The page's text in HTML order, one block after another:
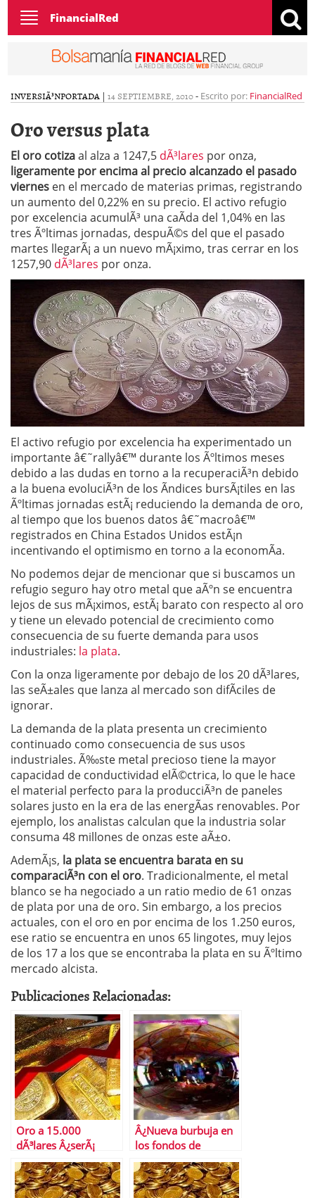
Toggle
navigation
FinancialRed
INVERSIÃ³NPORTADA | 14 SEPTIEMBRE, 2010- Escrito por: FinancialRed
Oro versus plata
El oro cotizaal alza a 1247,5 dÃ³lares por onza,
ligeramente por encima al precio alcanzado el pasado
viernes en el mercado de materias primas, registrando
un aumento del 0,22% en su precio. El activo refugio
por excelencia acumulÃ³ una caÃ­da del 1,04% en las
tres Ãºltimas jornadas, despuÃ©s del que el pasado
martes llegarÃ¡ a un nuevo mÃ¡ximo, tras cerrar en los
1257,90 dÃ³lares por onza.
El activo refugio por excelencia ha experimentado un
importante â€˜rallyâ€™ durante los Ãºltimos meses
debido a las dudas en torno a la recuperaciÃ³n debido
a la buena evoluciÃ³n de los Ã­ndices bursÃ¡tiles en las
Ãºltimas jornadas estÃ¡ reduciendo la demanda de oro,
al tiempo que los buenos datos â€˜macroâ€™
registrados en China Estados Unidos estÃ¡n
incentivando el optimismo en torno a la economÃ­a.
No podemos dejar de mencionar que si buscamos un
refugio seguro hay otro metal que aÃºn se encuentra
lejos de sus mÃ¡ximos, estÃ¡ barato con respecto al oro
y tiene un elevado potencial de crecimiento como
consecuencia de su fuerte demanda para usos
industriales: la plata.
Con la onza ligeramente por debajo de los 20 dÃ³lares,
las seÃ±ales que lanza al mercado son difÃ­ciles de
ignorar.
La demanda de la plata presenta un crecimiento
continuado como consecuencia de sus usos
industriales. Ã‰ste metal precioso tiene la mayor
capacidad de conductividad elÃ©ctrica, lo que le hace
el material perfecto para la producciÃ³n de paneles
solares justo en la era de las energÃ­as renovables. Por
ejemplo, los analistas calculan que la industria solar
consuma 48 millones de onzas este aÃ±o.
AdemÃ¡s, la plata se encuentra barata en su
comparaciÃ³n con el oro. Tradicionalmente, el metal
blanco se ha negociado a un ratio medio de 61 onzas
de plata por una de oro. Sin embargo, a los precios
actuales, con el oro en por encima de los 1.250 euros,
ese ratio se encuentra en unos 65 lingotes, muy lejos
de los 17 a los que se encontraba la plata en su Ãºltimo
mercado alcista.
Publicaciones Relacionadas:
Oro a 15.000
dÃ³lares Â¿serÃ¡
posible?
Â¿Nueva burbuja en
los fondos de
materias primas?